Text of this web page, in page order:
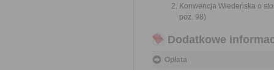
Konwencja Wiedeńska o
poz. 98)
Dodatkowe
Opłata